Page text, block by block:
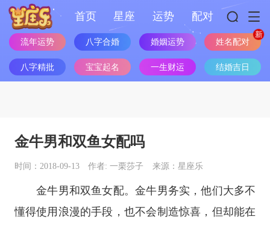
首页 星座 运势 配对
流年运势 八字合婚 婚姻运势 姓名配对
八字精批 宝宝起名 一生财运 结婚吉日
金牛男和双鱼女配吗
时间：2018-09-13 作者: 一栗莎子 来源：星座乐
金牛男和双鱼女配。金牛男务实，他们大多不
懂得使用浪漫的手段，也不会制造惊喜，但却能在